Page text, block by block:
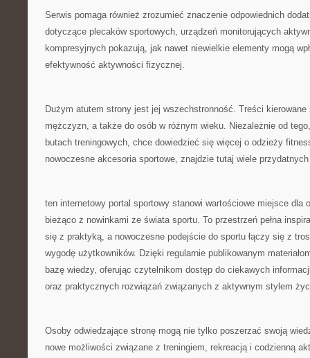
Serwis pomaga również zrozumieć znaczenie odpowiednich
dotyczące plecaków sportowych, urządzeń monitorujących
kompresyjnych pokazują, jak nawet niewielkie elementy mogą
efektywność aktywności fizycznej.
Dużym atutem strony jest jej wszechstronność. Treści
mężczyzn, a także do osób w różnym wieku. Niezależnie od
butach treningowych, chce dowiedzieć się więcej o odzieży
nowoczesne akcesoria sportowe, znajdzie tutaj wiele
ten internetowy portal sportowy stanowi wartościowe miejsce dla
bieżąco z nowinkami ze świata sportu. To przestrzeń pełna
się z praktyką, a nowoczesne podejście do sportu łączy się z
wygodę użytkowników. Dzięki regularnie publikowanym
bazę wiedzy, oferując czytelnikom dostęp do ciekawych
oraz praktycznych rozwiązań związanych z aktywnym stylem
Osoby odwiedzające stronę mogą nie tylko poszerzać swoją
nowe możliwości związane z treningiem, rekreacją i codzienną